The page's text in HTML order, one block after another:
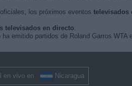
los próximos eventos televisados
televisados en directo.
emitido partidos de Roland Garros
en vivo en Nicaragua